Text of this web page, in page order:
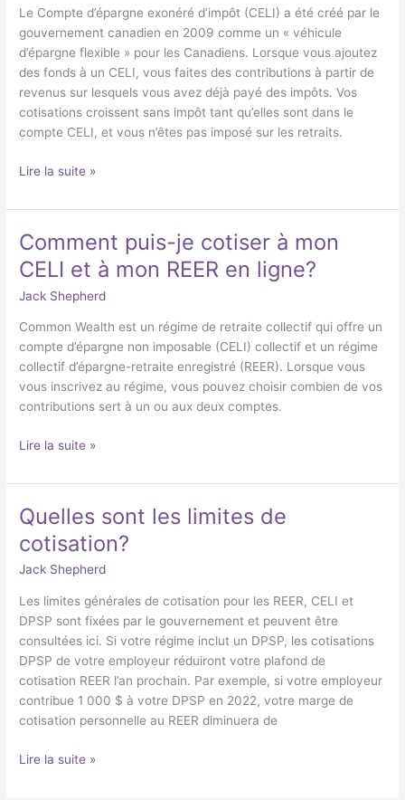
Le Compte d’épargne exonéré d’impôt (CELI) a été créé par le
gouvernement canadien en 2009 comme un « véhicule
d’épargne flexible » pour les Canadiens. Lorsque vous ajoutez
des fonds à un CELI, vous faites des contributions à partir de
revenus sur lesquels vous avez déjà payé des impôts. Vos
cotisations croissent sans impôt tant qu’elles sont dans le
compte CELI, et vous n’êtes pas imposé sur les retraits.
CELI?
Lire la suite »
Comment puis-je cotiser à mon
CELI et à mon REER en ligne?
Jack Shepherd
Common Wealth est un régime de retraite collectif qui offre un
compte d’épargne non imposable (CELI) collectif et un régime
collectif d’épargne-retraite enregistré (REER). Lorsque vous
vous inscrivez au régime, vous pouvez choisir combien de vos
contributions sert à un ou aux deux comptes.
Comment
puis-
je
cotiser
CELI
Lire la suite »
Quelles sont les limites de
cotisation?
Jack Shepherd
Les limites générales de cotisation pour les REER, CELI et
DPSP sont fixées par le gouvernement et peuvent être
consultées ici. Si votre régime inclut un DPSP, les cotisations
DPSP de votre employeur réduiront votre plafond de
cotisation REER l’an prochain. Par exemple, si votre employeur
contribue 1 000 $ à votre DPSP en 2022, votre marge de
cotisation personnelle au REER diminuera de
Quelles
les
limites
Lire la suite »